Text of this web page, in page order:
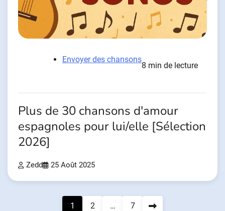
Envoyer des chansons
8 min de lecture
Plus de 30 chansons d'amour
espagnoles pour lui/elle [Sélection
2026]
Zedd 25 Août 2025
1 2 … 7